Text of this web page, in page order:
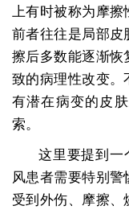
上有时被称为摩擦
前者往往是局部皮
擦后多数能逐渐恢
致的病理性改变。
有潜在病变的皮
索。
这里要提到一
风患者需要特别
受到外伤、摩擦、